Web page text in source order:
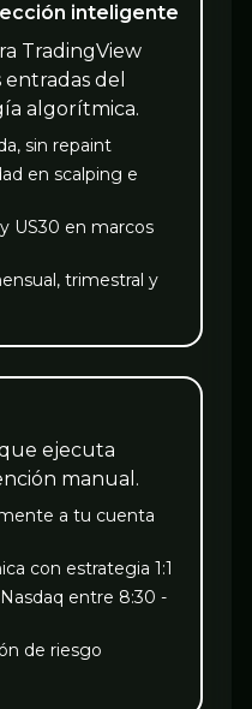
inteligente
TradingView
del
algorítmica.
sin repaint
en scalping e
US30 en marcos
trimestral y
ejecuta
manual.
a tu cuenta
con estrategia 1:1
entre 8:30 -
de riesgo